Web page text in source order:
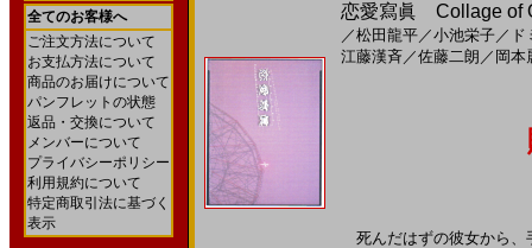
全てのお客様へ
ご注文方法について
お支払方法について
商品のお届けについて
パンフレットの状態
返品・交換について
メンバーについて
プライバシーポリシー
利用規約について
特定商取引法に基づく
表示
恋愛寫眞 Collage of
／松田龍平／小池栄子／
江藤漢斉／佐藤二朗 ／ 岡本
死んだはずの彼女から、